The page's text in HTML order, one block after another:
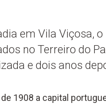
em Vila Viçosa,
no Terreiro do
e dois anos
1908 a capital